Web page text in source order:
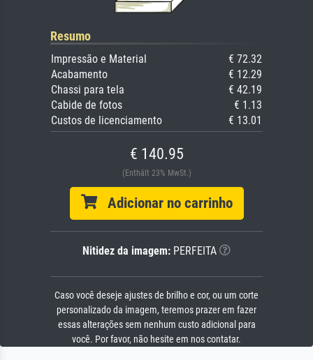
Resumo
Impressão e Material
€ 72.32
Acabamento
€ 12.29
Chassi para tela
€ 42.19
Cabide de fotos
€ 1.13
Custos de licenciamento
€ 13.01
€ 140.95
(Enthält 23% MwSt.)
Adicionar no carrinho
Nitidez da imagem: PERFEITA
Caso você deseje ajustes de brilho e cor, ou um corte
personalizado da imagem, teremos prazer em fazer
essas alterações sem nenhum custo adicional para
você. Por favor, não hesite em nos contatar.